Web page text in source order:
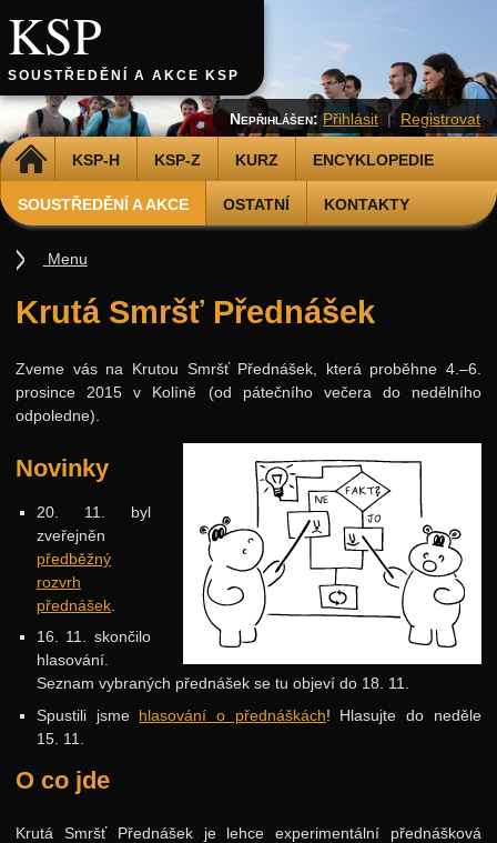
KSP
SOUSTŘEDĚNÍ A AKCE KSP
DOMŮ KSP-H KSP-Z KURZ ENCYKLOPEDIE
SOUSTŘEDĚNÍ A AKCE OSTATNÍ KONTAKTY
Nepřihlášen: Přihlásit | Registrovat
Krutá Smršť Přednášek
Zveme vás na Krutou Smršť Přednášek, která proběhne 4.–6.
prosince 2015 v Kolíně (od pátečního večera do nedělního
odpoledne).
Novinky
20. 11. byl
zveřejněn
předběžný
rozvrh
přednášek.
16. 11. skončilo
hlasování.
Seznam vybraných přednášek se tu objeví do 18. 11.
Spustili jsme hlasování o přednáškách! Hlasujte do neděle
15. 11.
O co jde
Krutá Smršť Přednášek je lehce experimentální přednášková
Menu
2025
2022
2019
2018
2017
2016
2015
Rozvrh
Přednášky
Další akce
Putovní přednášky